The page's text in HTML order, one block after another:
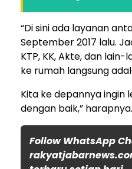
“Di sini ada layanan
September 2017 lalu.
KTP, KK, Akte, dan
ke rumah langsung
Kita ke depannya ingin
dengan baik,” harapnya.
Follow WhatsApp